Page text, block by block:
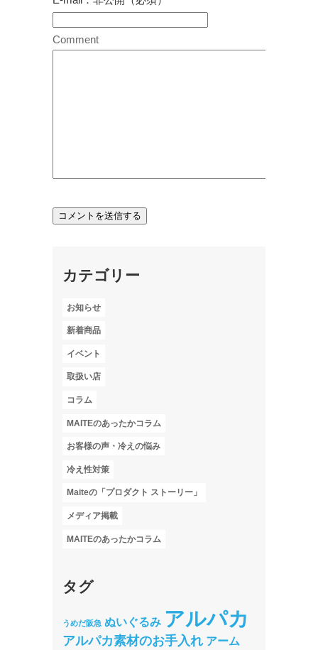
Comment
カテゴリー
お知らせ
新着商品
イベント
取扱い店
コラム
MAITEのあったかコラム
お客様の声・冷えの悩み
冷え性対策
Maiteの「プロダクト ストーリー」
メディア掲載
MAITEのあったかコラム
タグ
うめだ阪急 ぬいぐるみ アルパカ
アルパカ素材のお手入れ アーム